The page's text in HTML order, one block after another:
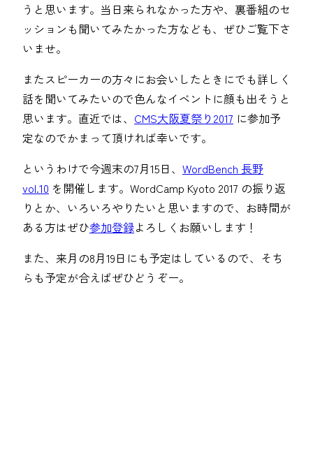
うと思います。当日来られなかった方や、裏番組のセ
ッションも聞いてみたかった方なども、ぜひご覧下さ
いませ。
またスピーカーの方々にお会いしたときにでも詳しく
話を聞いてみたいので色んなイベントに顔も出そうと
思います。直近では、 CMS大阪夏祭り2017 に参加予
定なのでかまって頂ければ幸いです。
というわけで今週末の7月15日、 WordBench 長野
vol.10 を開催します。WordCamp Kyoto 2017 の振り返
りとか、いろいろやりたいと思いますので、お時間が
ある方はぜひ参加登録よろしくお願いします！
また、来月の8月19日にも予定はしているので、そち
らも予定が合えばぜひどうぞー。